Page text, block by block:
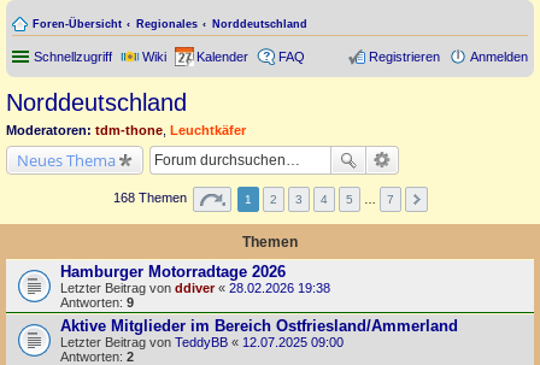
Foren-Übersicht Regionales Norddeutschland
Schnellzugriff Wiki Kalender FAQ Anmelden
Registrieren
Norddeutschland
Moderatoren: tdm-thone Leuchtkäfer
Neues Thema
168 Themen 1 2 3 4 5 7
Themen
Hamburger Motorradtage 2026
Letzter Beitrag von ddiver« 28.02.2026 19:38
Antworten: 9
Aktive Mitglieder im Bereich Ostfriesland/Ammerland
Letzter Beitrag von TeddyBB « 12.07.2025 09:00
Antworten: 2